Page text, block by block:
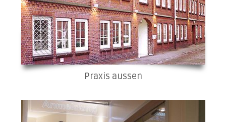
Praxis aussen